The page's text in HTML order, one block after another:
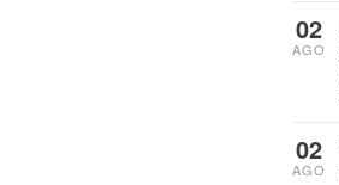
02
AGO
02
AGO